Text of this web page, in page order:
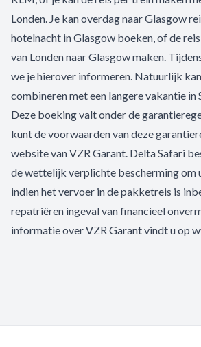
Londen. Je kan overdag naar Glasgow
hotelnacht in Glasgow boeken, of de
van Londen naar Glasgow maken.
we je hierover informeren. Natuurlijk
combineren met een langere vakantie in
Deze boeking valt onder de
kunt de voorwaarden van deze
website van VZR Garant. Delta Safari
de wettelijk verplichte bescherming om
indien het vervoer in de pakketreis is
repatriëren ingeval van financieel
informatie over VZR Garant vindt u op